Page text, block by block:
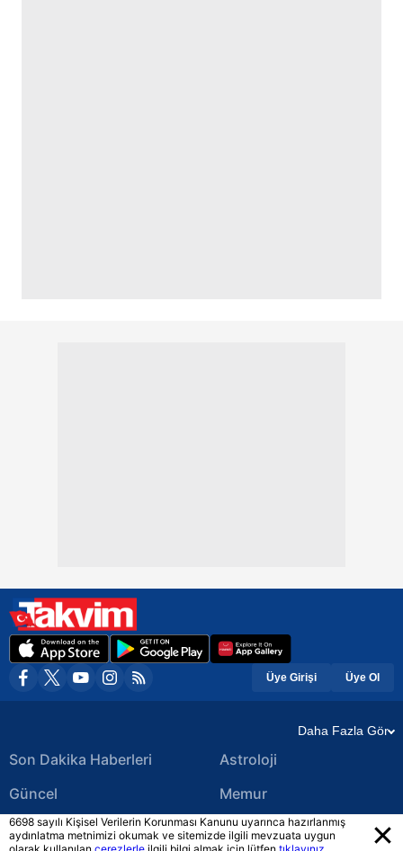
Üye Girişi Üye Ol
Daha Fazla Gör
Son Dakika Haberleri
Güncel
Ekonomi Haberleri
Astroloji
Memur
Yerel Haberler
6698 sayılı Kişisel Verilerin Korunması Kanunu uyarınca hazırlanmış
aydınlatma metnimizi okumak ve sitemizde ilgili mevzuata uygun